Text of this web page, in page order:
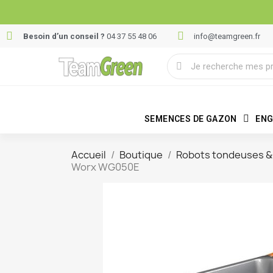
Besoin d’un conseil ? 04 37 55 48 06 info@teamgreen.fr
SEMENCES DE GAZON
Accueil Boutique
Robots tondeuses
Worx WG050E